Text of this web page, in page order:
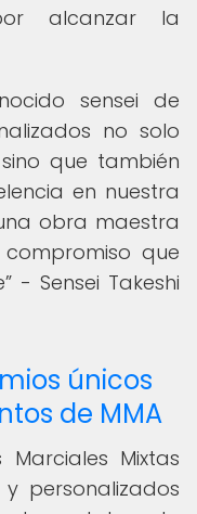
alcanzar la
sensei de
no solo
que también
en nuestra
obra maestra
que
- Sensei Takeshi
únicos
de MMA
Mixtas
personalizados